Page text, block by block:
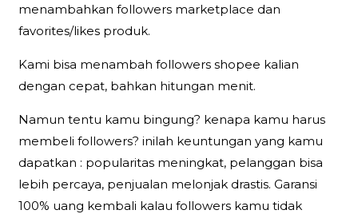
menambahkan followers marketplace dan
favorites/likes produk.
Kami bisa menambah followers shopee kalian
dengan cepat, bahkan hitungan menit.
Namun tentu kamu bingung? kenapa kamu harus
membeli followers? inilah keuntungan yang kamu
dapatkan : popularitas meningkat, pelanggan bisa
lebih percaya, penjualan melonjak drastis. Garansi
100% uang kembali kalau followers kamu tidak